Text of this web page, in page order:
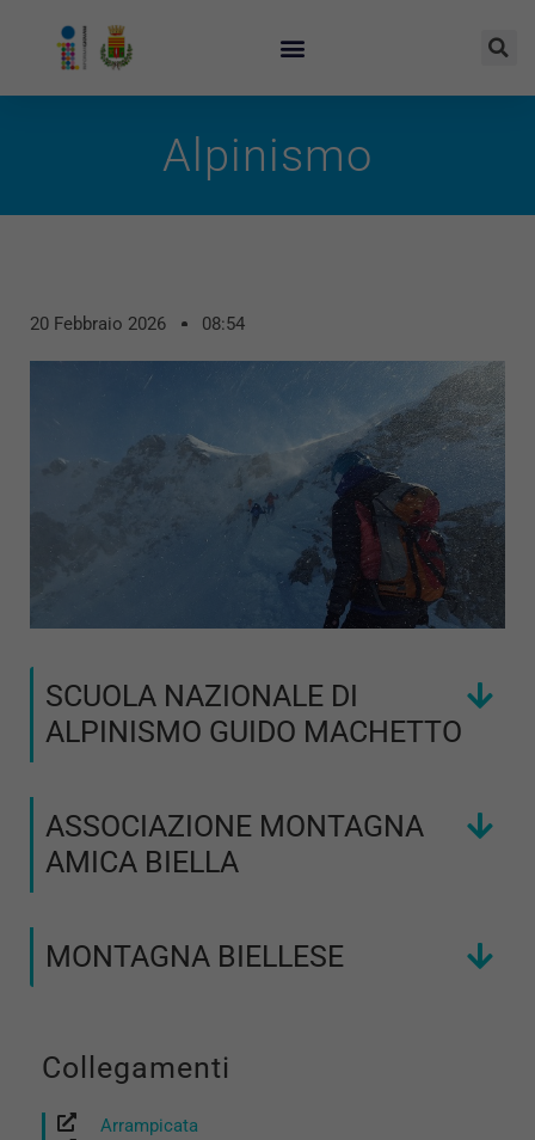
Alpinismo
20 Febbraio 2026 08:54
SCUOLA NAZIONALE DI
ALPINISMO GUIDO MACHETTO
ASSOCIAZIONE MONTAGNA
AMICA BIELLA
MONTAGNA BIELLESE
Collegamenti
Arrampicata